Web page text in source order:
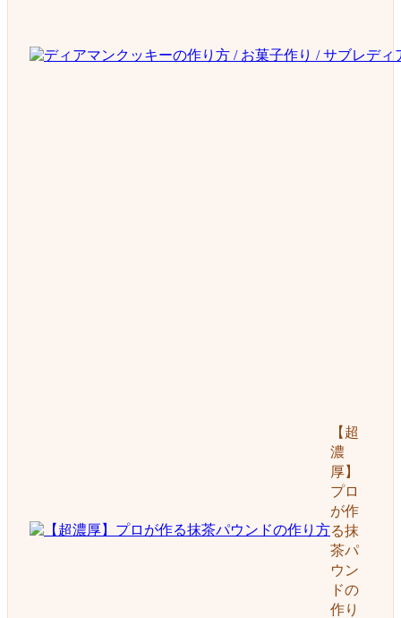
【超
濃
厚】
プロ
が作
る抹
茶パ
ウン
ドの
作り